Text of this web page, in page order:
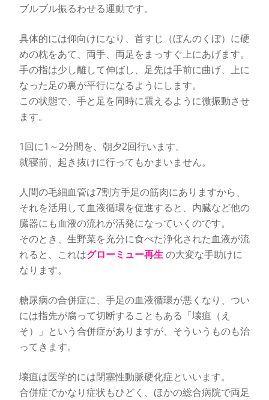
ブルブル振るわせる運動です。
具体的には仰向けになり、首すじ（ぼんのくぼ）に硬
めの枕をあて、両手、両足をまっすぐ上にあげます。
手の指は少し離して伸ばし、足先は手前に曲げ、上に
なった足の裏が平行になるようにします。
この状態で、手と足を同時に震えるように微振動させ
ます。
1回に1～2分間を、朝夕2回行います。
就寝前、起き抜けに行ってもかまいません。
人間の毛細血管は7割方手足の筋肉にありますから、
それを活用して血液循環を促進すると、内臓など他の
臓器にも血液の流れが活発になっていくのです。
そのとき、生野菜を充分に食べた浄化された血液が流
れると、これはグローミュー再生の大変な手助けに
なります。
糖尿病の合併症に、手足の血液循環が悪くなり、つい
には指先が腐って切断することもある「壊疽（え
そ）」という合併症がありますが、そういうものも治
ってきます。
壊疽は医学的には閉塞性動脈硬化症といいます。
合併症でかなり症状もひどく、ほかの総合病院で両足